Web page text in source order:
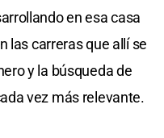
en esa casa
las carreras que allí se
y la búsqueda de
vez más relevante.